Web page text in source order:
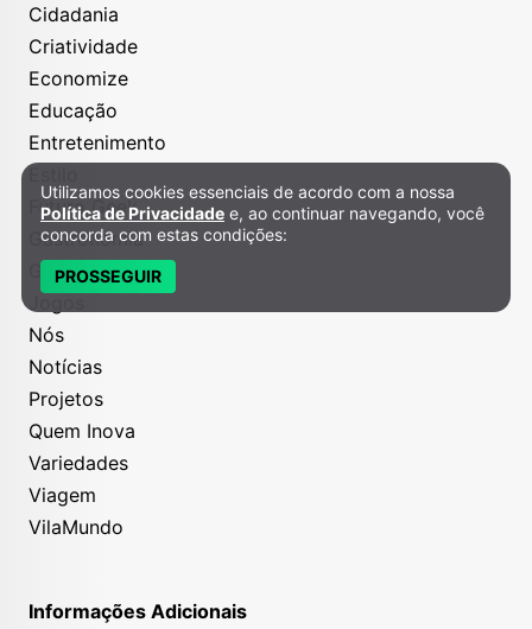
Cidadania
Criatividade
Economize
Educação
Entretenimento
Futuro Geek
Gastronomia
Grana
Nós
Notícias
Projetos
Quem Inova
Variedades
Viagem
VilaMundo
Informações Adicionais
Política de Privacidade e Cookies
Utilizamos cookies essenciais de acordo com a nossa
Política de Privacidade e, ao continuar navegando, você
concorda com estas condições:
PROSSEGUIR